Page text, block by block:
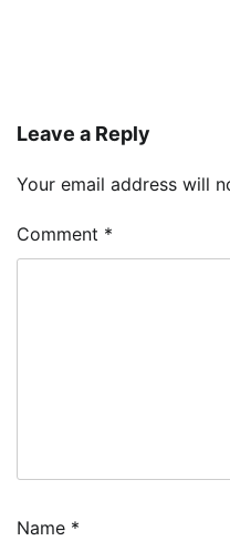
Leave a Reply
Your email address will
Comment *
Name *